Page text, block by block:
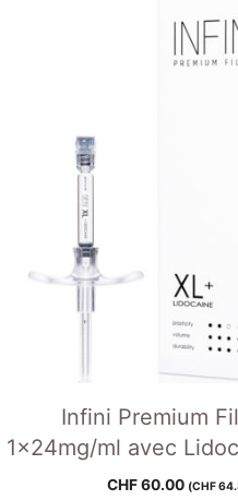
Infini Premium
1x24mg/ml avec
CHF60.00 (CHF